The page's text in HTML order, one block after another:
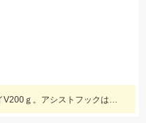
鈴竹丸さんに乗船。ジグはスパイV200ｇ。アシストフックはジガーライトシワリ2/0を使用。